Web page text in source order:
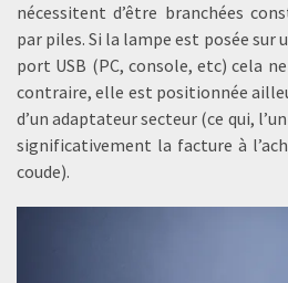
nécessitent d’être branchées
par piles. Si la lampe est posée sur
port USB (PC, console, etc) cela
contraire, elle est positionnée
d’un adaptateur secteur (ce qui,
significativement la facture à
coude).